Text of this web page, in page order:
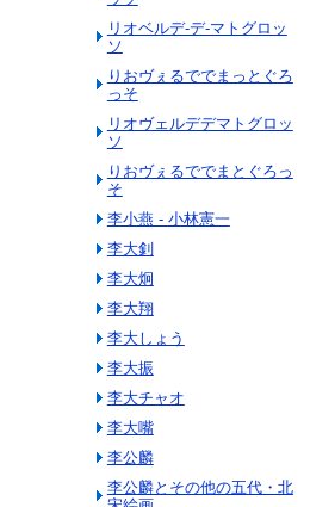
リオベルデ‐デ‐マトグロッ
ソ
りおヴぇるででまっとぐろ
っそ
リオヴェルデデマトグロッ
ソ
りおヴぇるででまとぐろっ
そ
李小燕 - 小林憲一
李大釗
李大炯
李大翔
李大しょう
李大振
李大チャオ
李大嘴
李公麟
李公麟とその他の五代・北